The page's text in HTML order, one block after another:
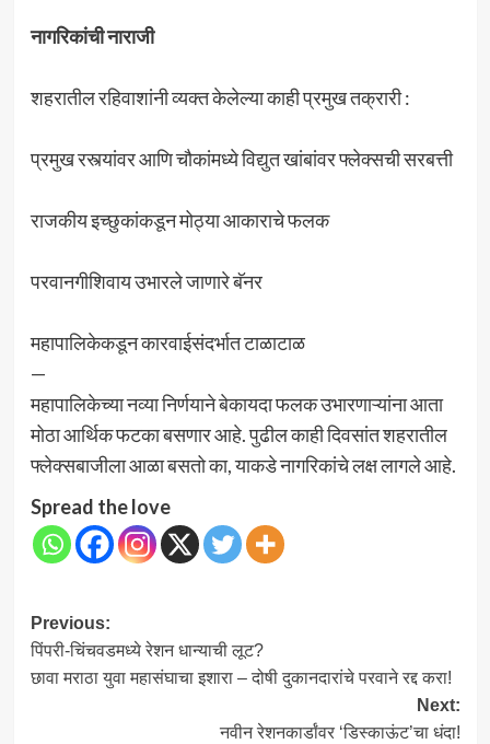
नागरिकांची नाराजी
शहरातील रहिवाशांनी व्यक्त केलेल्या काही प्रमुख तक्रारी :
प्रमुख रस्त्यांवर आणि चौकांमध्ये विद्युत खांबांवर फ्लेक्सची सरबत्ती
राजकीय इच्छुकांकडून मोठ्या आकाराचे फलक
परवानगीशिवाय उभारले जाणारे बॅनर
महापालिकेकडून कारवाईसंदर्भात टाळाटाळ
—
महापालिकेच्या नव्या निर्णयाने बेकायदा फलक उभारणाऱ्यांना आता
मोठा आर्थिक फटका बसणार आहे. पुढील काही दिवसांत शहरातील
फ्लेक्सबाजीला आळा बसतो का, याकडे नागरिकांचे लक्ष लागले आहे.
Spread the love
Post
navigation
Previous:
पिंपरी-चिंचवडमध्ये रेशन धान्याची लूट?
छावा मराठा युवा महासंघाचा इशारा – दोषी दुकानदारांचे परवाने रद्द करा!
Next:
नवीन रेशनकार्डांवर ‘डिस्काऊंट’चा धंदा!